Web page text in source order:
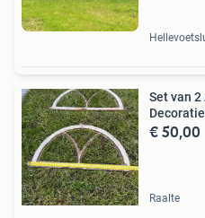
Set van
€ 50,00
Raalte